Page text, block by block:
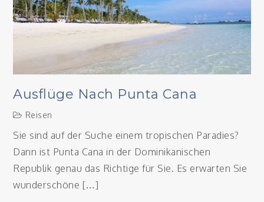
Ausflüge Nach Punta Cana
Reisen
Sie sind auf der Suche einem tropischen Paradies?
Dann ist Punta Cana in der Dominikanischen
Republik genau das Richtige für Sie. Es erwarten Sie
wunderschöne […]